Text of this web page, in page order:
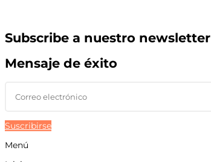
Subscribe a nuestro newsletter
Mensaje de éxito
Suscribirse
Menú